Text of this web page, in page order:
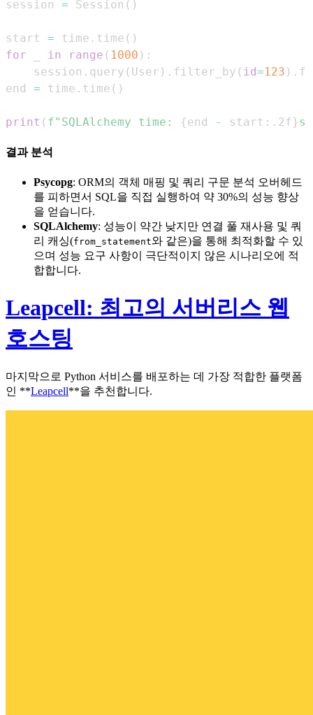
session = Session ( )
start = time . time ( )
for
in range ( 1000 ) :
    session
. query ( User ) . filter_by ( id=123 ) .
end = time . time ( )
print ( f"SQLAlchemy time: {end - start : .2f }s"
결과 분석
Psycopg: ORM의 객체 매핑 및 쿼리 구문 분석 오버헤드
를 피하면서 SQL을 직접 실행하여 약 30%의 성능 향상
을 얻습니다.
SQLAlchemy: 성능이 약간 낮지만 연결 풀 재사용 및 쿼
리 캐싱(from_statement와 같은)을 통해 최적화할 수 있
으며 성능 요구 사항이 극단적이지 않은 시나리오에 적
합합니다.
Leapcell: 최고의 서버리스 웹
호스팅
마지막으로 Python 서비스를 배포하는 데 가장 적합한 플랫폼
인 **Leapcell**을 추천합니다.